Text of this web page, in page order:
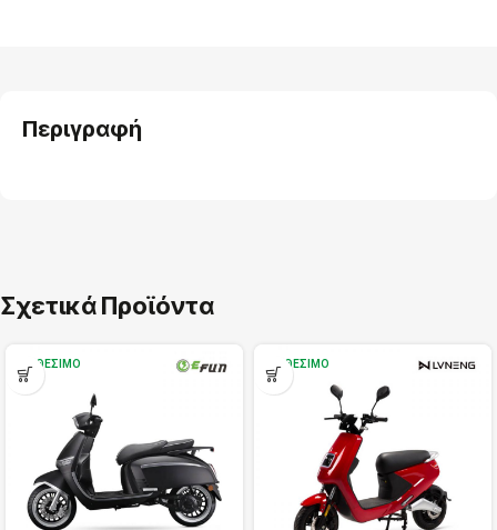
Περιγραφή
Σχετικά Προϊόντα
ΔΙΑΘΈΣΙΜΟ ΔΙΑΘΈΣΙΜΟ